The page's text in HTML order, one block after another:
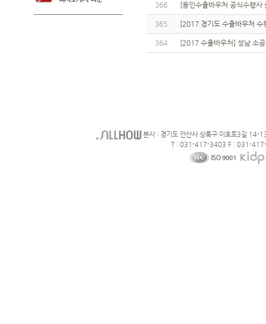
366 [용인수출바우처 공식수행
365 [2017 경기도 수출바우처
364 [2017 수출바우처] 성남 소
본사 : 경기도 안산사 상록구 이호로3길 14-
T : 031-417-3403 F : 031-